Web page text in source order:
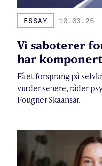
ESSAY 10.03.25
Vi saboterer
har
Få et forsprang på
vurder senere, råder
Fougner Skaansar.